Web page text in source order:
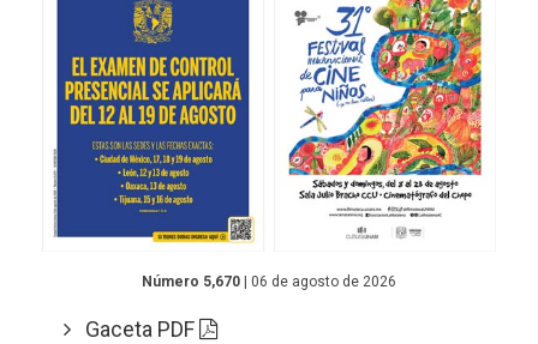
Número 5,670 | 06 de agosto de 2026
Gaceta PDF